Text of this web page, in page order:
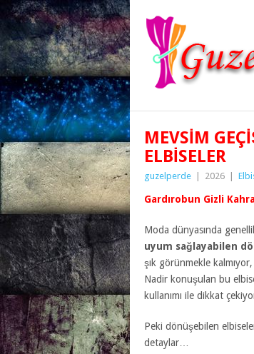
MEVSIM
ELBISELER
guzelperde 2026
Gardırobun Gizli
Moda dünyasında
uyum sağlayabilen
şık görünmekle
Nadir konuşulan bu
kullanımı ile dikkat
Peki dönüşebilen
detaylar…